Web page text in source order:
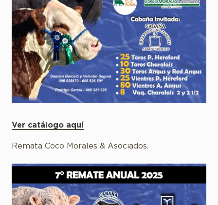
Ver catálogo aquí
Remata Coco Morales & Asociados.